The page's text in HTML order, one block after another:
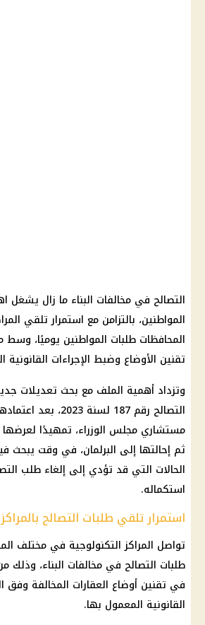
التصالح في مخالفات البناء ما زال يشغل
المواطنين، بالتزامن مع استمرار تلقي
المحافظات طلبات المواطنين يوميًا،
تقنين الأوضاع وضبط الإجراءات القانونية
وتزداد أهمية الملف مع بحث تعديلات
التصالح رقم 187 لسنة
مستشاري مجلس الوزراء، تمهيدًا
ثم إحالتها إلى البرلمان، في وقت يبحث
الحالات التي قد تؤدي إلى إلغاء طلب
استكماله.
استمرار تلقي طلبات التصالح
تواصل المراكز التكنولوجية في مختلف
طلبات التصالح في مخالفات البناء، وذلك
في تقنين أوضاع العقارات المخالفة وفق
القانونية المعمول بها.